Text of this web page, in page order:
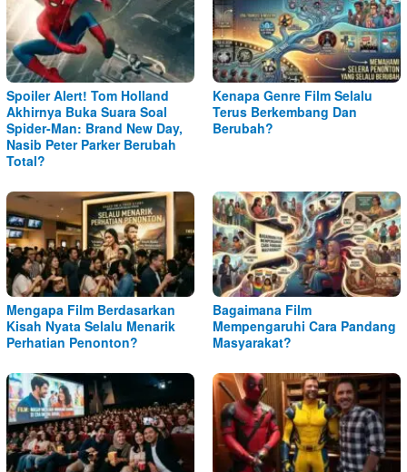
Spoiler Alert! Tom Holland
Akhirnya Buka Suara Soal
Spider-Man: Brand New Day,
Nasib Peter Parker Berubah
Total?
Kenapa Genre Film Selalu
Terus Berkembang Dan
Berubah?
Mengapa Film Berdasarkan
Kisah Nyata Selalu Menarik
Perhatian Penonton?
Bagaimana Film
Mempengaruhi Cara Pandang
Masyarakat?